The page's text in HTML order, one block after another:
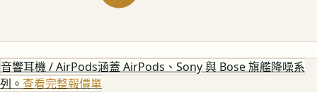
音響耳機 / AirPods涵蓋 AirPods、Sony 與 Bose 旗艦降噪系
列。 查看完整報價單